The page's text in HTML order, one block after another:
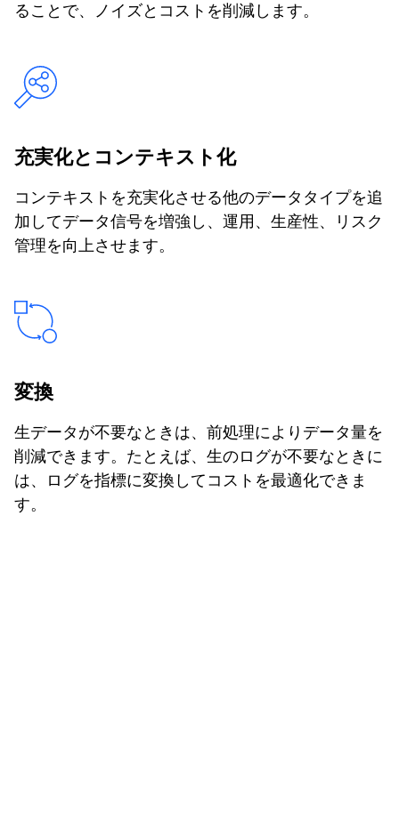
ることで、ノイズとコストを削減します。
充実化とコンテキスト化
コンテキストを充実化させる他のデータタイプを追
加してデータ信号を増強し、運用、生産性、リスク
管理を向上させます。
変換
生データが不要なときは、前処理によりデータ量を
削減できます。たとえば、生のログが不要なときに
は、ログを指標に変換してコストを最適化できま
す。